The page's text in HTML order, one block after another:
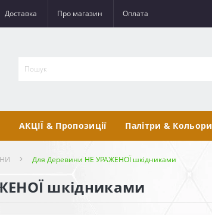
Доставка Про магазин Оплата
АКЦІЇ & Пропозиції Палітри & Кольори
Для Деревини НЕ УРАЖЕНОЇ шкідниками
шкідниками